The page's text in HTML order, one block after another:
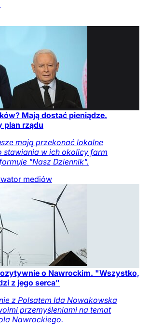
Mają dostać pieniądze.
plan rządu
mają przekonać lokalne
stawiania w ich okolicy farm
"Nasz Dziennik".
mediów
o Nawrockim. "Wszystko,
z jego serca"
z Polsatem Ida Nowakowska
przemyśleniami na temat
Nawrockiego.